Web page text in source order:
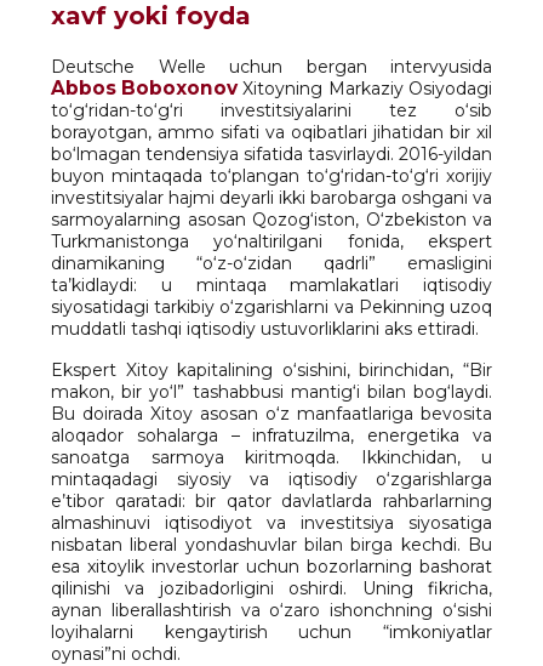
xavf yoki foyda
Deutsche Welle uchun bergan intervyusida
Abbos BoboxonovXitoyning Markaziy Osiyodagi
to‘g‘ridan-to‘g‘ri investitsiyalarini tez o‘sib
borayotgan, ammo sifati va oqibatlari jihatidan bir xil
bo‘lmagan tendensiya sifatida tasvirlaydi. 2016-yildan
buyon mintaqada to‘plangan to‘g‘ridan-to‘g‘ri xorijiy
investitsiyalar hajmi deyarli ikki barobarga oshgani va
sarmoyalarning asosan Qozog‘iston, O‘zbekiston va
Turkmanistonga yo‘naltirilgani fonida, ekspert
dinamikaning “o‘z-o‘zidan qadrli” emasligini
ta’kidlaydi: u mintaqa mamlakatlari iqtisodiy
siyosatidagi tarkibiy o‘zgarishlarni va Pekinning uzoq
muddatli tashqi iqtisodiy ustuvorliklarini aks ettiradi.
Ekspert Xitoy kapitalining o‘sishini, birinchidan, “Bir
makon, bir yo‘l” tashabbusi mantig‘i bilan bog‘laydi.
Bu doirada Xitoy asosan o‘z manfaatlariga bevosita
aloqador sohalarga – infratuzilma, energetika va
sanoatga sarmoya kiritmoqda. Ikkinchidan, u
mintaqadagi siyosiy va iqtisodiy o‘zgarishlarga
e’tibor qaratadi: bir qator davlatlarda rahbarlarning
almashinuvi iqtisodiyot va investitsiya siyosatiga
nisbatan liberal yondashuvlar bilan birga kechdi. Bu
esa xitoylik investorlar uchun bozorlarning bashorat
qilinishi va jozibadorligini oshirdi. Uning fikricha,
aynan liberallashtirish va o‘zaro ishonchning o‘sishi
loyihalarni kengaytirish uchun “imkoniyatlar
oynasi”ni ochdi.